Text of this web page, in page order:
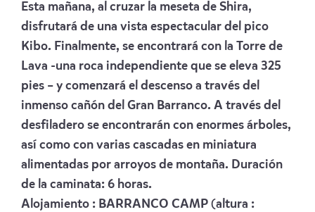
Esta mañana, al cruzar la meseta de Shira,
disfrutará de una vista espectacular del pico
Kibo. Finalmente, se encontrará con la Torre de
Lava -una roca independiente que se eleva 325
pies – y comenzará el descenso a través del
inmenso cañón del Gran Barranco. A través del
desfiladero se encontrarán con enormes árboles,
así como con varias cascadas en miniatura
alimentadas por arroyos de montaña. Duración
de la caminata: 6 horas.
Alojamiento : BARRANCO CAMP (altura :